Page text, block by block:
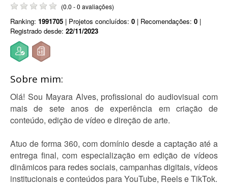
(0.0 - 0 avaliações)
Ranking: 1991705 | Projetos concluídos: 0 | Recomendações: 0 |
Registrado desde: 22/11/2023
Sobre mim:
Olá! Sou Mayara Alves, profissional do audiovisual com
mais de sete anos de experiência em criação de
conteúdo, edição de vídeo e direção de arte.
Atuo de forma 360, com domínio desde a captação até a
entrega final, com especialização em edição de vídeos
dinâmicos para redes sociais, campanhas digitais, vídeos
institucionais e conteúdos para YouTube, Reels e TikTok.